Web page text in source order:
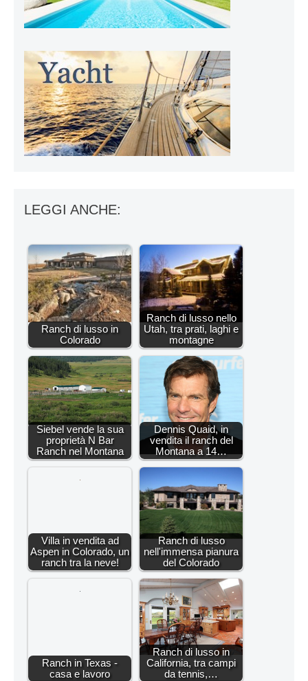
LEGGI ANCHE:
Ranch di lusso in
Colorado
Ranch di lusso nello
Utah, tra prati, laghi e
montagne
Siebel vende la sua
proprietà N Bar
Ranch nel Montana
Dennis Quaid, in
vendita il ranch del
Montana a 14…
Villa in vendita ad
Aspen in Colorado, un
ranch tra la neve!
Ranch di lusso
nell'immensa pianura
del Colorado
Ranch in Texas -
casa e lavoro
Ranch di lusso in
California, tra campi
da tennis,…